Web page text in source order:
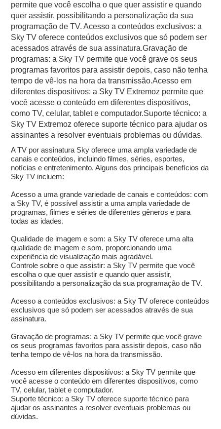
permite que você escolha o que quer assistir e quando
quer assistir, possibilitando a personalização da sua
programação de TV. Acesso a conteúdos exclusivos: a
Sky TV oferece conteúdos exclusivos que só podem ser
acessados através de sua assinatura.Gravação de
programas: a Sky TV permite que você grave os seus
programas favoritos para assistir depois, caso não tenha
tempo de vê-los na hora da transmissão.Acesso em
diferentes dispositivos: a Sky TV Extremoz permite que
você acesse o conteúdo em diferentes dispositivos,
como TV, celular, tablet e computador.Suporte técnico: a
Sky TV Extremoz oferece suporte técnico para ajudar os
assinantes a resolver eventuais problemas ou dúvidas.
A TV por assinatura Sky oferece uma ampla variedade de
canais e conteúdos, incluindo filmes, séries, esportes,
notícias e entretenimento. Alguns dos principais benefícios da
Sky TV incluem:
Acesso a uma grande variedade de canais e conteúdos: com
a Sky TV, é possível assistir a uma ampla variedade de
programas, filmes e séries de diferentes gêneros e para
todas as idades.
Qualidade de imagem e som: a Sky TV oferece uma alta
qualidade de imagem e som, proporcionando uma
experiência de visualização mais agradável.
Controle sobre o que assistir: a Sky TV permite que você
escolha o que quer assistir e quando quer assistir,
possibilitando a personalização da sua programação de TV.
Acesso a conteúdos exclusivos: a Sky TV oferece conteúdos
exclusivos que só podem ser acessados através de sua
assinatura.
Gravação de programas: a Sky TV permite que você grave
os seus programas favoritos para assistir depois, caso não
tenha tempo de vê-los na hora da transmissão.
Acesso em diferentes dispositivos: a Sky TV permite que
você acesse o conteúdo em diferentes dispositivos, como
TV, celular, tablet e computador.
Suporte técnico: a Sky TV oferece suporte técnico para
ajudar os assinantes a resolver eventuais problemas ou
dúvidas.